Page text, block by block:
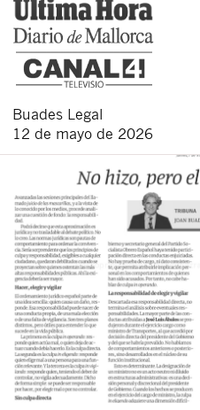
Buades Legal
12 de mayo de 2026